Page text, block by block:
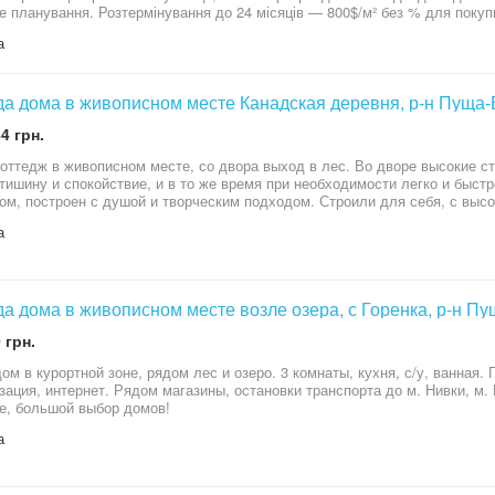
місяців — 800$/м² без % для покупця без комісії. телефонуйте в зручний
дома в живописном месте Канадская деревня, р-н
грн.
в живописном месте, со двора выход в лес. Во дворе высокие
и спокойствие, и в то же время при необходимости легко и
построен с душой и творческим подходом. Строили для себя, с
Коттедж обеспечен резервным электроснабжением, которое
артезианская скважина, септик и оптоволоконный интернет. Дом
службой безопасности (где знают каждого), под охраной променад и
большая прихожая с теплым полом. В центре дома большая гостиная,
единое гармоничное пространство. Далее пространство
большим OLED-телевизором с акустической системой и
может служить дополнительным отоплением дома. Также на
кроватью, 2 спальни с шикарным видом на природу и кабинет.
кухни, большая постирочная, котельная, комната для животных с
дома в живописном месте возле озера, с Горенка, р-н
грн.
в курортной зоне, рядом лес и озеро. 3 комнаты, кухня, с/у, ванная.
интернет. Рядом магазины, остановки транспорта до м. Нивки,
большой выбор домов!